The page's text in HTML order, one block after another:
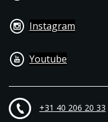
Instagram
Youtube
+31 40 206 20 33